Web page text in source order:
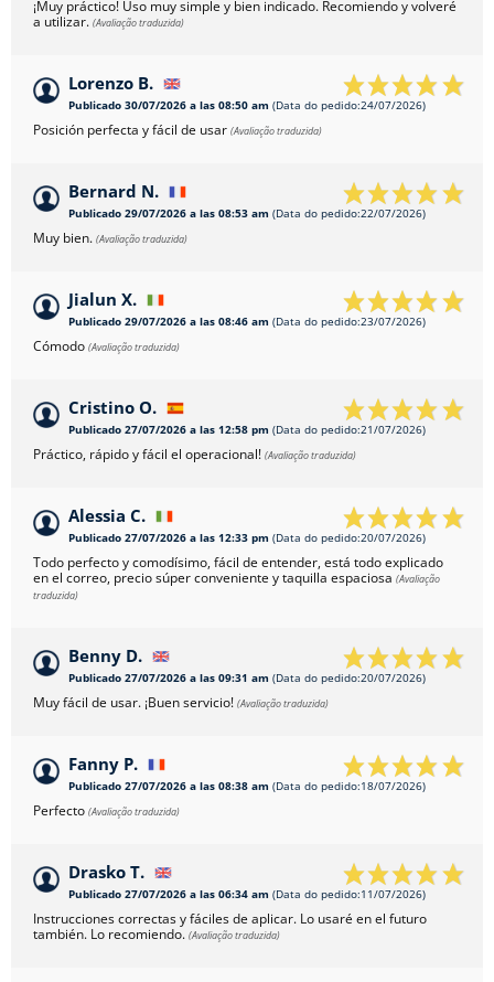
¡Muy práctico! Uso muy simple y bien indicado. Recomiendo y volveré
a utilizar. (Avaliação traduzida)
Lorenzo B.
Publicado 30/07/2026 a las 08:50 am (Data do pedido:24/07/2026)
Posición perfecta y fácil de usar (Avaliação traduzida)
Bernard N.
Publicado 29/07/2026 a las 08:53 am (Data do pedido:22/07/2026)
Muy bien. (Avaliação traduzida)
Jialun X.
Publicado 29/07/2026 a las 08:46 am (Data do pedido:23/07/2026)
Cómodo (Avaliação traduzida)
Cristino O.
Publicado 27/07/2026 a las 12:58 pm (Data do pedido:21/07/2026)
Práctico, rápido y fácil el operacional! (Avaliação traduzida)
Alessia C.
Publicado 27/07/2026 a las 12:33 pm (Data do pedido:20/07/2026)
Todo perfecto y comodísimo, fácil de entender, está todo explicado
en el correo, precio súper conveniente y taquilla espaciosa (Avaliação
traduzida)
Benny D.
Publicado 27/07/2026 a las 09:31 am (Data do pedido:20/07/2026)
Muy fácil de usar. ¡Buen servicio! (Avaliação traduzida)
Fanny P.
Publicado 27/07/2026 a las 08:38 am (Data do pedido:18/07/2026)
Perfecto (Avaliação traduzida)
Drasko T.
Publicado 27/07/2026 a las 06:34 am (Data do pedido:11/07/2026)
Instrucciones correctas y fáciles de aplicar. Lo usaré en el futuro
también. Lo recomiendo. (Avaliação traduzida)